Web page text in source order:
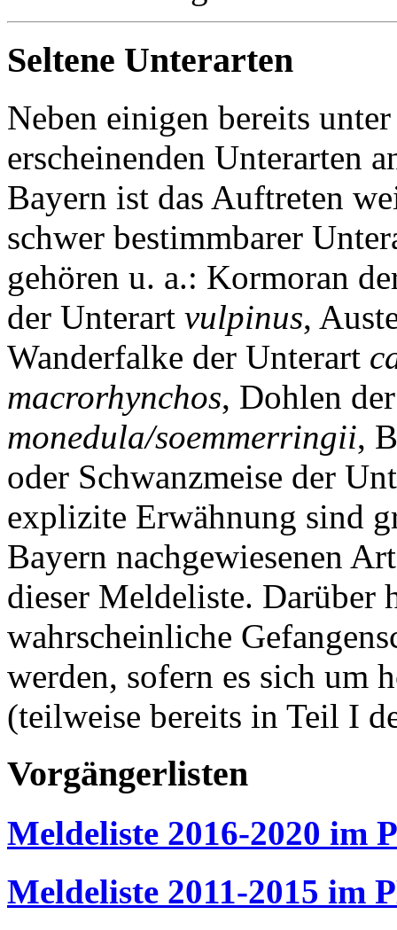
Seltene Unterarten
Neben einigen bereits
erscheinenden Unterarten
Bayern ist das Auftreten
schwer bestimmbarer
gehören u. a.: Kormoran
der Unterart vulpinus,
Wanderfalke der Unterart
macrorhynchos, Dohlen
monedula/soemmerringii,
oder Schwanzmeise der
explizite Erwähnung sind
Bayern nachgewiesenen
dieser Meldeliste. Darüber
wahrscheinliche
werden, sofern es sich um
(teilweise bereits in Teil I
Vorgängerlisten
Meldeliste 2016-2020 im
Meldeliste 2011-2015 im